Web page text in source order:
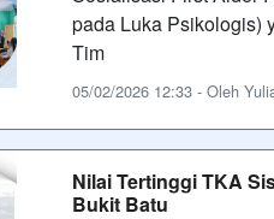
pada Luka Psikologis)
Tim
05/02/2026 12:33 - Oleh
Nilai Tertinggi TKA
Bukit Batu